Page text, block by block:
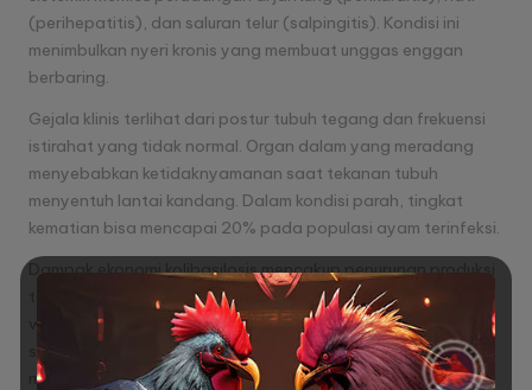
(perihepatitis), dan saluran telur (salpingitis). Kondisi ini
menimbulkan nyeri kronis yang membuat unggas enggan
berbaring.
Gejala klinis terlihat dari postur tubuh tegang dan frekuensi
istirahat yang tidak normal. Organ dalam yang meradang
menyebabkan ketidaknyamanan saat tekanan tubuh
menyentuh lantai kandang. Dalam kondisi parah, tingkat
kematian bisa mencapai 20% pada populasi ayam terinfeksi.
Dampak ekonomi kolibasilosis mencakup penurunan produksi
telur 15-30% dan biaya pengobatan tinggi. Peternak perlu
waspada terhadap perubahan pola aktivitas harian
sebagai deteksi dini. Pencegahan melalui vaksinasi dan
manajemen sanitasi menjadi kunci pengendalian penyakit